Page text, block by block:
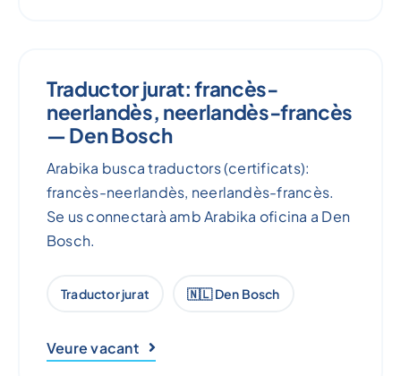
Traductor jurat: francès-
neerlandès, neerlandès-francès
— Den Bosch
Arabika busca traductors (certificats):
francès-neerlandès, neerlandès-francès.
Se us connectarà amb Arabika oficina a Den
Bosch.
Traductor jurat 🇳🇱 Den Bosch
Veure vacant